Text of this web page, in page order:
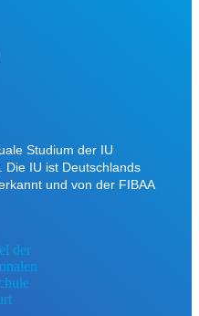
Studium der IU
Die IU ist Deutschlands
und von der FIBAA